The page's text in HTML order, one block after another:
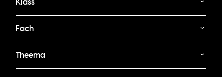
Klass
Fach
Theema